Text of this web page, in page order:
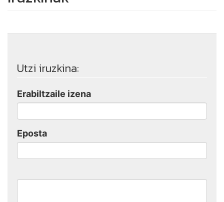
Utzi iruzkina:
Erabiltzaile izena
Eposta